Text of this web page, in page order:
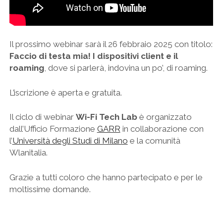
Il prossimo webinar sarà il 26 febbraio 2025 con titolo:
Faccio di testa mia! I dispositivi client e il
roaming, dove si parlerà, indovina un po’, di roaming.
L’iscrizione è aperta e gratuita.
Il ciclo di webinar Wi-Fi Tech Labè organizzato
dall’Ufficio Formazione GARR in collaborazione con
l’Università degli Studi di Milano e la comunità
Wlanitalia.
Grazie a tutti coloro che hanno partecipato e per le
moltissime domande.